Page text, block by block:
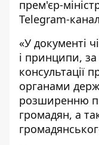
прем'єр-
Telegram-
«У документі
і принципи,
консультації
органами
розширенню
громадян, а